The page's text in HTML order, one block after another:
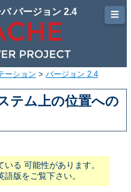
バージョン 2.4
ーション > バージョン 2.4
テム上の位置への
る 可能性があります。
版をご覧下さい。
☰